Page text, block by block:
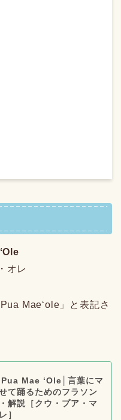
オレ
Maeʻole」と表記さ
Mae ʻOle│言葉にマ
て踊るためのフラソン
解説［クウ・プア・マ
］